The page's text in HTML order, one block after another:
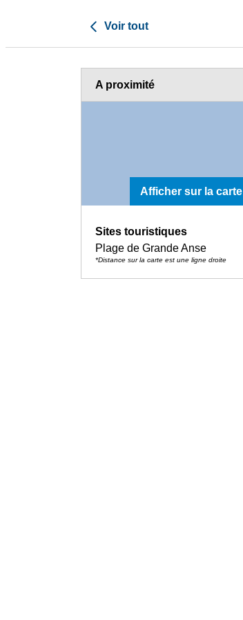
Voir tout
A proximité
Afficher sur la carte
Sites touristiques
Plage de Grande Anse
*Distance sur la carte est une ligne droite